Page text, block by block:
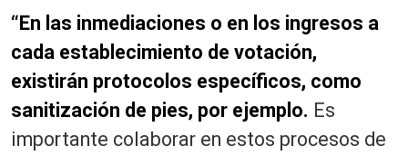
“En las inmediaciones o en los ingresos a
cada establecimiento de votación,
existirán protocolos específicos, como
sanitización de pies, por ejemplo. Es
importante colaborar en estos procesos de